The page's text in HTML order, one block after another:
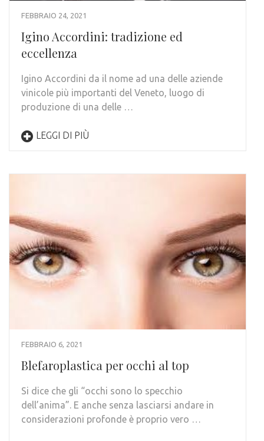
FEBBRAIO 24, 2021
Igino Accordini: tradizione ed
eccellenza
Igino Accordini da il nome ad una delle aziende
vinicole più importanti del Veneto, luogo di
produzione di una delle …
LEGGI DI PIÙ
FEBBRAIO 6, 2021
Blefaroplastica per occhi al top
Si dice che gli “occhi sono lo specchio
dell’anima”. E anche senza lasciarsi andare in
considerazioni profonde è proprio vero …